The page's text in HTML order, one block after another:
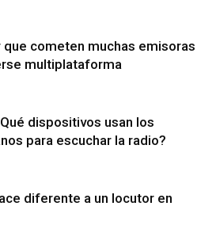
que cometen muchas emisoras
multiplataforma
dispositivos usan los
para escuchar la radio?
diferente a un locutor en